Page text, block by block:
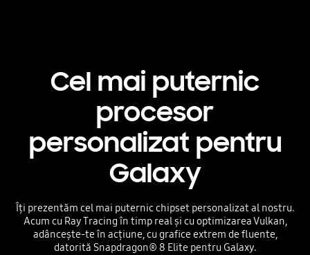
Cel mai puternic
procesor
personalizat pentru
Galaxy
Îți prezentăm cel mai puternic chipset personalizat al nostru.
Acum cu Ray Tracing în timp real și cu optimizarea Vulkan,
adâncește-te în acțiune, cu grafice extrem de fluente,
datorită Snapdragon® 8 Elite pentru Galaxy.